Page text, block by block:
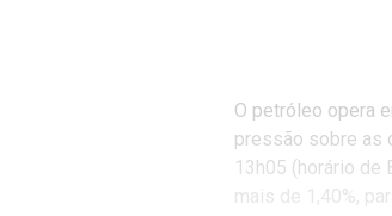
O petróleo opera
pressão sobre as
13h05 (horário de
mais de 1,40%,